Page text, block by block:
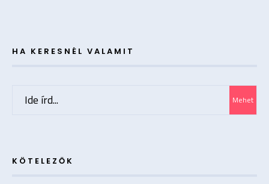
HA KERESNÉL VALAMIT
Mehet
KÖTELEZŐK